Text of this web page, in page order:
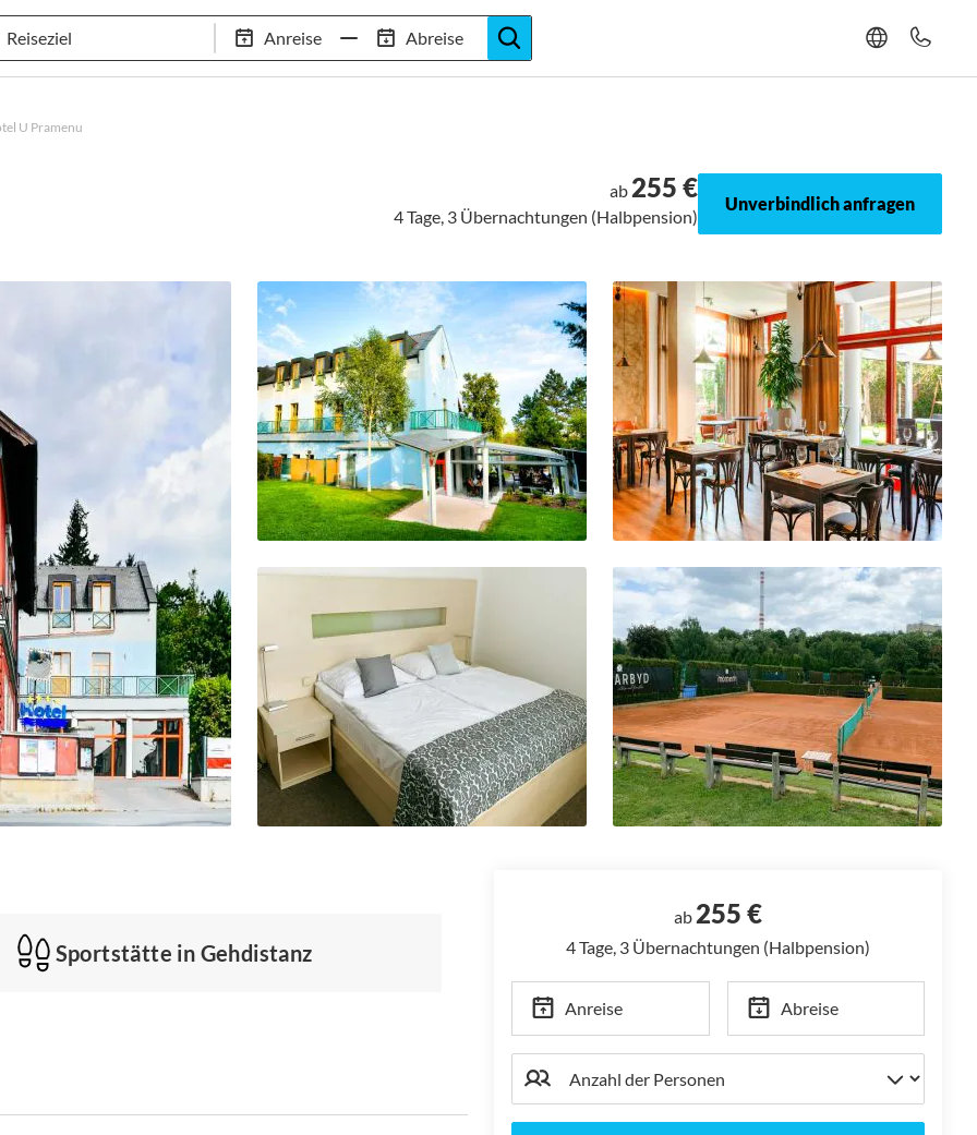
Anreise Abreise
97,8% Weiterempfehlungsrate 20+ Jahre Trainingslager-Expertise
U Pramenu
ab 255 €
4 Tage, 3 Übernachtungen (Halbpension)
Unverbindlich anfragen
Sportstätte in Gehdistanz
ab 255 €
4 Tage, 3 Übernachtungen (Halbpension)
Anreise Abreise